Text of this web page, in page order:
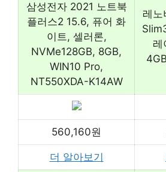
삼성전자 2021 노트북
플러스2 15.6, 퓨어 화
이트, 셀러론,
NVMe128GB, 8GB,
WIN10 Pro,
NT550XDA-K14AW
레
레
560,160원
더 알아보기